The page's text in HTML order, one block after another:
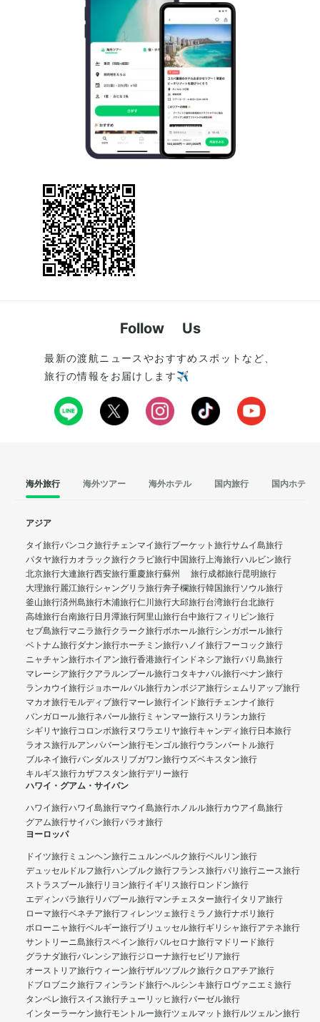
Follow Us
最新の渡航ニュースやおすすめスポットなど、
旅行の情報をお届けします✈️
海外旅行 海外ツアー 海外ホテル 国内旅行 国内ホテル
アジア
タイ旅行バンコク旅行チェンマイ旅行プーケット旅行サムイ島旅行
パタヤ旅行カオラック旅行クラビ旅行中国旅行上海旅行ハルビン旅行
北京旅行大連旅行西安旅行重慶旅行蘇州 旅行成都旅行昆明旅行
大理旅行麗江旅行シャングリラ旅行奔子欄旅行韓国旅行ソウル旅行
釜山旅行済州島旅行木浦旅行仁川旅行大邱旅行台湾旅行台北旅行
高雄旅行台南旅行日月潭旅行阿里山旅行台中旅行フィリピン旅行
セブ島旅行マニラ旅行クラーク旅行ボホール旅行シンガポール旅行
ベトナム旅行ダナン旅行ホーチミン旅行ハノイ旅行フーコック旅行
ニャチャン旅行ホイアン旅行香港旅行インドネシア旅行バリ島旅行
マレーシア旅行クアラルンプール旅行コタキナバル旅行ぺナン旅行
ランカウイ旅行ジョホールバル旅行カンボジア旅行シェムリアップ旅行
マカオ旅行モルディブ旅行マーレ旅行インド旅行チェンナイ旅行
バンガロール旅行ネパール旅行 ミャンマー旅行スリランカ旅行
シギリヤ旅行コロンボ旅行ヌワラエリヤ旅行キャンディ旅行日本旅行
ラオス旅行ルアンパバーン旅行モンゴル旅行ウランバートル旅行
ブルネイ旅行バンダルスリブガワン旅行ウズベキスタン旅行
キルギス旅行カザフスタン旅行デリー旅行
ハワイ・グアム・サイパン
ハワイ旅行ハワイ島旅行マウイ島旅行ホノルル旅行カウアイ島旅行
グアム旅行サイパン旅行パラオ旅行
ヨーロッパ
ドイツ旅行 ミュンヘン旅行ニュルンベルク旅行ベルリン旅行
デュッセルドルフ旅行ハンブルク旅行フランス旅行パリ旅行ニース旅行
ストラスブール旅行リヨン旅行イギリス旅行ロンドン旅行
エディンバラ旅行リバプール旅行マンチェスター旅行イタリア旅行
ローマ旅行ベネチア旅行フィレンツェ旅行 ミラノ旅行ナポリ旅行
ボローニャ旅行ベルギー旅行ブリュッセル旅行ギリシャ旅行アテネ旅行
サントリーニ島旅行スペイン旅行バルセロナ旅行マドリード旅行
グラナダ旅行バレンシア旅行ジローナ旅行セビリア旅行
オーストリア旅行ウィーン旅行ザルツブルク旅行クロアチア旅行
ドブロブニク旅行フィンランド旅行ヘルシンキ旅行ロヴァニエミ旅行
タンペレ旅行スイス旅行チューリッヒ旅行バーゼル旅行
インターラーケン旅行モントルー旅行ツェルマット旅行ルツェルン旅行